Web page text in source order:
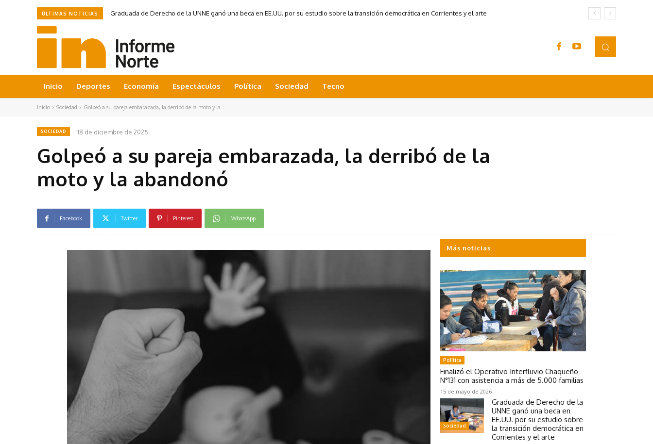
ÚLTIMAS NOTICIAS Graduada de Derecho de la UNNE ganó una beca en EE.UU. por su estudio sobre la transición democrática en Corrientes y el arte
Inicio Deportes Economía Espectáculos Política Sociedad Tecno
Inicio Sociedad Golpeó a su pareja embarazada, la derribó de la moto y la...
SOCIEDAD 18 de diciembre de 2025
Golpeó a su pareja embarazada, la derribó de la
moto y la abandonó
Facebook Twitter Pinterest WhatsApp
Más noticias
Política
Finalizó el Operativo Interfluvio Chaqueño
N°131 con asistencia a más de 5.000 familias
15 de mayo de 2026
Sociedad
Graduada de Derecho de la
UNNE ganó una beca en
EE.UU. por su estudio sobre
la transición democrática en
Corrientes y el arte